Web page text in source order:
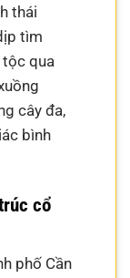
thái
tìm
tộc qua
cây đa,
bình
cổ
phố Cần